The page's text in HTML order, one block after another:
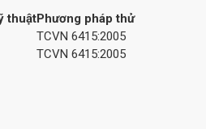
thuậtPhương pháp thử
TCVN 6415:2005
TCVN 6415:2005